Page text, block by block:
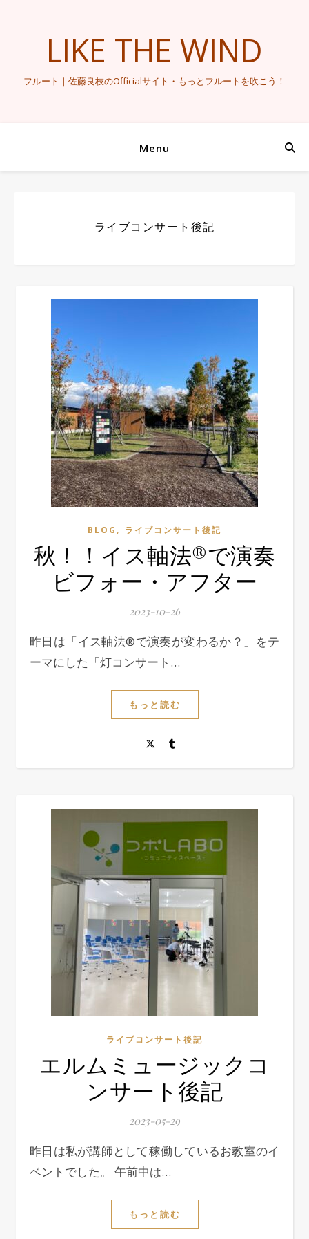
LIKE THE WIND
フルート｜佐藤良枝のOfficialサイト・もっとフルートを吹こう！
Menu
ライブコンサート後記
BLOG , ライブコンサート後記
秋！！イス軸法®で演奏
ビフォー・アフター
2023-10-26
昨日は「イス軸法®で演奏が変わるか？」をテ
ーマにした「灯コンサート…
もっと読む
ライブコンサート後記
エルムミュージックコ
ンサート後記
2023-05-29
昨日は私が講師として稼働しているお教室のイ
ベントでした。 午前中は…
もっと読む